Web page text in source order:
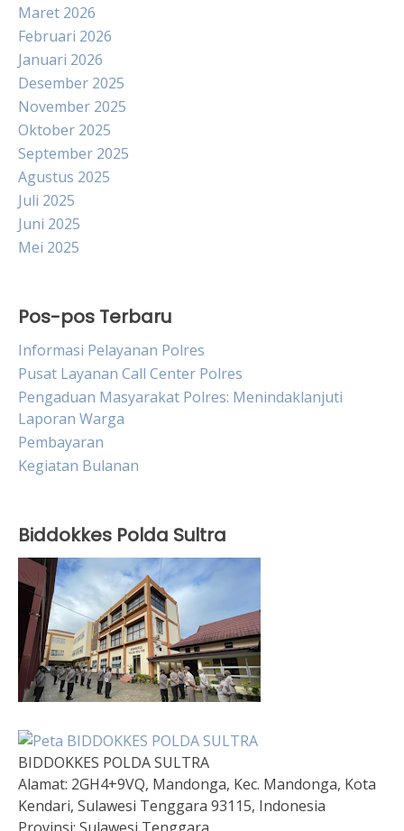
Maret 2026
Februari 2026
Januari 2026
Desember 2025
November 2025
Oktober 2025
September 2025
Agustus 2025
Juli 2025
Juni 2025
Mei 2025
Pos-pos Terbaru
Informasi Pelayanan Polres
Pusat Layanan Call Center Polres
Pengaduan Masyarakat Polres: Menindaklanjuti
Laporan Warga
Pembayaran
Kegiatan Bulanan
Biddokkes Polda Sultra
BIDDOKKES POLDA SULTRA
Alamat: 2GH4+9VQ, Mandonga, Kec. Mandonga, Kota
Kendari, Sulawesi Tenggara 93115, Indonesia